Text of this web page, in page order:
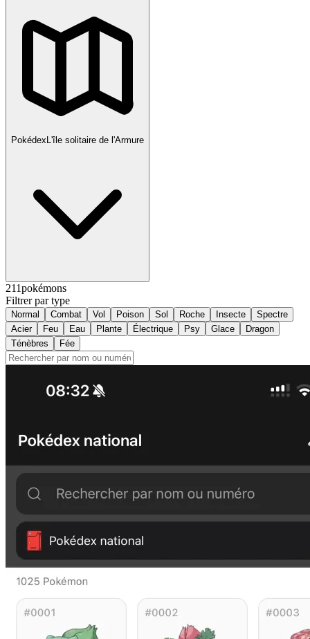
PokédexL'île solitaire de l'Armure
211pokémons
Filtrer par type
Normal Combat Vol Poison Sol Roche Insecte
Spectre
Acier
Feu Eau Plante Électrique Psy Glace
Dragon
Ténèbres
Fée